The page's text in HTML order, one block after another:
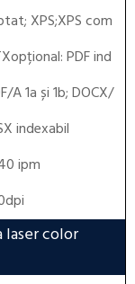
XPS;XPS com
PDF ind
A 1a și 1b; DOCX/
indexabil
ipm
color